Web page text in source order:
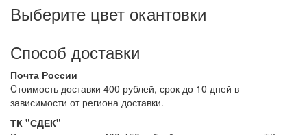
Выберите цвет окантовки
Способ доставки
Почта России
Cтоимость доставки 400 рублей, срок до 10 дней в
зависимости от региона доставки.
ТК "СДЕК"